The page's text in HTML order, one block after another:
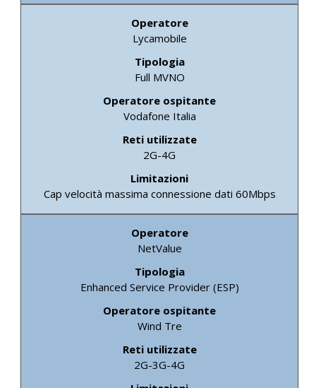
Lycamobile
Full MVNO
Vodafone Italia
2G-4G
Cap velocità massima connessione dati 60Mbps
NetValue
Enhanced Service Provider (ESP)
Wind Tre
2G-3G-4G